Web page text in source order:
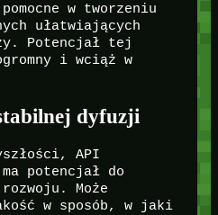
w tworzeniu
ułatwiających
Potencjał tej
i wciąż w
dyfuzji
API
potencjał do
Może
w sposób, w jaki